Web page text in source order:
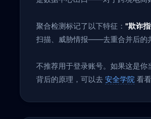
聚合检测标记了以下特征： "欺诈
扫描、威胁情报——去重合并后的
不推荐用于登录账号。如果这是
背后的原理，可以去 安全学院 看看